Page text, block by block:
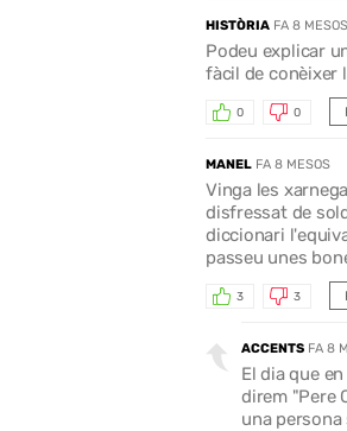
HISTÒRIA FA 8 MESOS
Podeu explicar
fàcil de conèixer
0 0
MANEL FA 8 MESOS
Vinga les
disfressat de
diccionari
passeu unes
3 3
ACCENTS FA 8
El dia que
direm "Pere
una